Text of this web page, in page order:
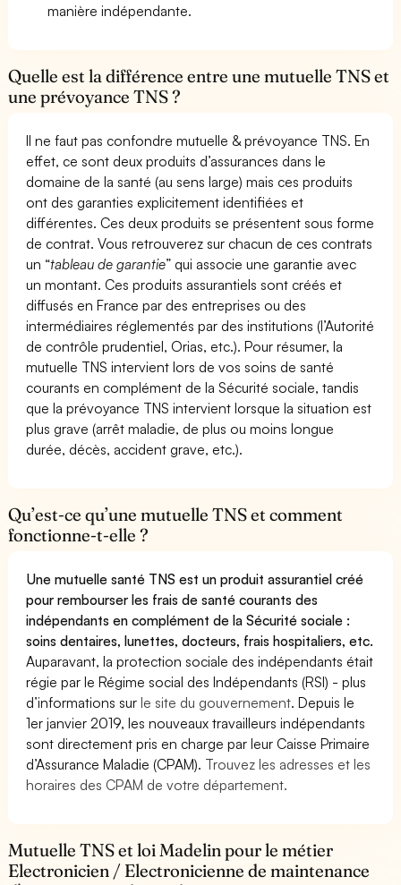
manière indépendante.
Quelle est la différence entre une mutuelle TNS et
une prévoyance TNS ?
Il ne faut pas confondre mutuelle & prévoyance TNS. En
effet, ce sont deux produits d’assurances dans le
domaine de la santé (au sens large) mais ces produits
ont des garanties explicitement identifiées et
différentes. Ces deux produits se présentent sous forme
de contrat. Vous retrouverez sur chacun de ces contrats
un “tableau de garantie” qui associe une garantie avec
un montant. Ces produits assurantiels sont créés et
diffusés en France par des entreprises ou des
intermédiaires réglementés par des institutions (l’Autorité
de contrôle prudentiel, Orias, etc.). Pour résumer, la
mutuelle TNS intervient lors de vos soins de santé
courants en complément de la Sécurité sociale, tandis
que la prévoyance TNS intervient lorsque la situation est
plus grave (arrêt maladie, de plus ou moins longue
durée, décès, accident grave, etc.).
Qu’est-ce qu’une mutuelle TNS et comment
fonctionne-t-elle ?
Une mutuelle santé TNS est un produit assurantiel créé
pour rembourser les frais de santé courants des
indépendants en complément de la Sécurité sociale :
soins dentaires, lunettes, docteurs, frais hospitaliers, etc.
Auparavant, la protection sociale des indépendants était
régie par le Régime social des Indépendants (RSI) - plus
d’informations surle site du gouvernement. Depuis le
1er janvier 2019, les nouveaux travailleurs indépendants
sont directement pris en charge par leur Caisse Primaire
d’Assurance Maladie (CPAM). Trouvez les adresses et les
horaires des CPAM de votre département.
Mutuelle TNS et loi Madelin pour le métier
Electronicien / Electronicienne de maintenance